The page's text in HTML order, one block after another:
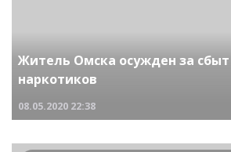
Житель Омска осужден за сбыт
наркотиков
08.05.2020 22:38